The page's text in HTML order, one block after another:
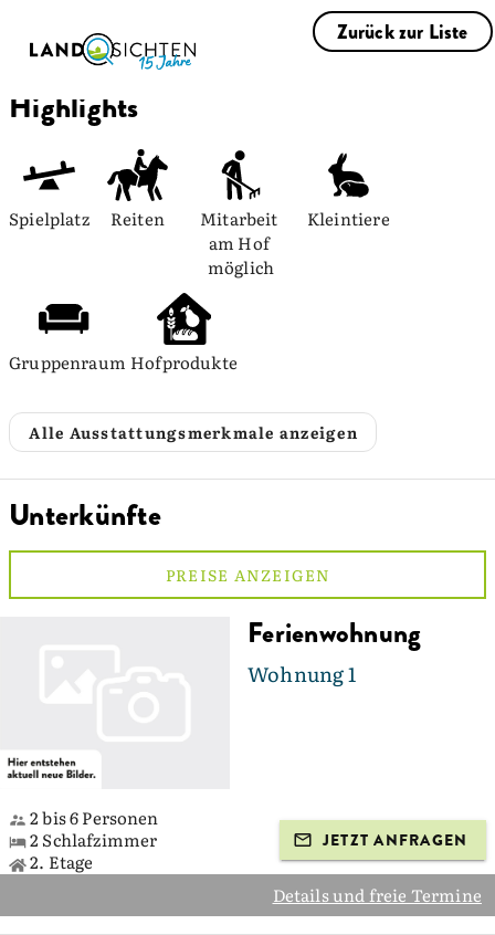
Zurück zur Liste
Highlights
Spielplatz Reiten
Mitarbeit
am Hof
möglich
Kleintiere
Gruppenraum Hofprodukte
Alle Ausstattungsmerkmale anzeigen
Unterkünfte
PREISE ANZEIGEN
Ferienwohnung
Wohnung 1
2 bis 6 Personen
2 Schlafzimmer
2. Etage
JETZT ANFRAGEN
Details und freie Termine